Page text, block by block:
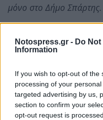
Notospress.gr - Do
Information
If you wish to opt-out of
processing of your
targeted advertising by us,
section to confirm your
opt-out request is
μόνο στο Δήμο Σπάρτης.
Αδαμαντία Τζανετέα,
πρωτ. οικ. 80387/
(ΑΔΑ: 7Ι1Δ7Λ1-0ΟΨ)
την προμήθεια
ευρώ, συμπ. ΦΠΑ, για